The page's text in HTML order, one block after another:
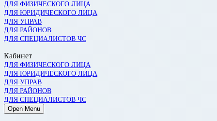
ДЛЯ ФИЗИЧЕСКОГО ЛИЦА
ДЛЯ ЮРИДИЧЕСКОГО ЛИЦА
ДЛЯ УПРАВ
ДЛЯ РАЙОНОВ
ДЛЯ СПЕЦИАЛИСТОВ ЧС
Кабинет
ДЛЯ ФИЗИЧЕСКОГО ЛИЦА
ДЛЯ ЮРИДИЧЕСКОГО ЛИЦА
ДЛЯ УПРАВ
ДЛЯ РАЙОНОВ
ДЛЯ СПЕЦИАЛИСТОВ ЧС
Open Menu